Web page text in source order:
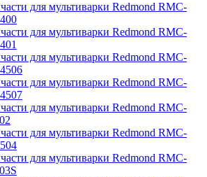
для мультиварки Redmond RMC-
для мультиварки Redmond RMC-
для мультиварки Redmond RMC-
для мультиварки Redmond RMC-
для мультиварки Redmond RMC-
для мультиварки Redmond RMC-
для мультиварки Redmond RMC-